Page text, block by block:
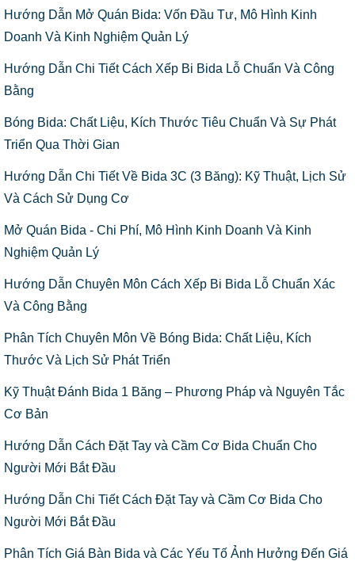
Hướng Dẫn Mở Quán Bida: Vốn Đầu Tư, Mô Hình Kinh
Doanh Và Kinh Nghiệm Quản Lý
Hướng Dẫn Chi Tiết Cách Xếp Bi Bida Lỗ Chuẩn Và Công
Bằng
Bóng Bida: Chất Liệu, Kích Thước Tiêu Chuẩn Và Sự Phát
Triển Qua Thời Gian
Hướng Dẫn Chi Tiết Về Bida 3C (3 Băng): Kỹ Thuật, Lịch Sử
Và Cách Sử Dụng Cơ
Mở Quán Bida - Chi Phí, Mô Hình Kinh Doanh Và Kinh
Nghiệm Quản Lý
Hướng Dẫn Chuyên Môn Cách Xếp Bi Bida Lỗ Chuẩn Xác
Và Công Bằng
Phân Tích Chuyên Môn Về Bóng Bida: Chất Liệu, Kích
Thước Và Lịch Sử Phát Triển
Kỹ Thuật Đánh Bida 1 Băng – Phương Pháp và Nguyên Tắc
Cơ Bản
Hướng Dẫn Cách Đặt Tay và Cầm Cơ Bida Chuẩn Cho
Người Mới Bắt Đầu
Hướng Dẫn Chi Tiết Cách Đặt Tay và Cầm Cơ Bida Cho
Người Mới Bắt Đầu
Phân Tích Giá Bàn Bida và Các Yếu Tố Ảnh Hưởng Đến Giá